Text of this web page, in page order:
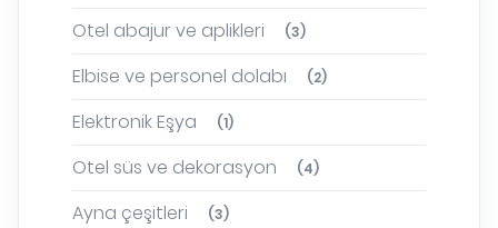
Otel abajur ve aplikleri (3)
Elbise ve personel dolabı (2)
Elektronik Eşya (1)
Otel süs ve dekorasyon (4)
Ayna çeşitleri (3)